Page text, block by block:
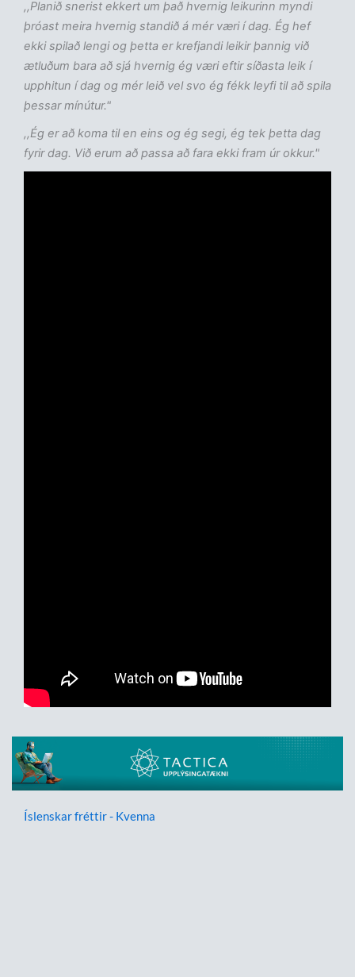
,,Planið snerist ekkert um það hvernig leikurinn myndi
þróast meira hvernig standið á mér væri í dag. Ég hef
ekki spilað lengi og þetta er krefjandi leikir þannig við
ætluðum bara að sjá hvernig ég væri eftir síðasta leik í
upphitun í dag og mér leið vel svo ég fékk leyfi til að spila
þessar mínútur."
,,Ég er að koma til en eins og ég segi, ég tek þetta dag
fyrir dag. Við erum að passa að fara ekki fram úr okkur."
Íslenskar fréttir - Kvenna